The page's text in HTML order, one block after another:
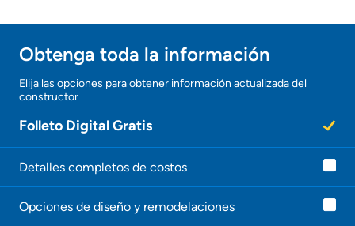
¡Gracias!
¡
n
e
e
Obtenga toda la información
Elija las opciones para obtener información actualizada del
constructor
Folleto Digital Gratis
Detalles completos de costos
Opciones de diseño y remodelaciones